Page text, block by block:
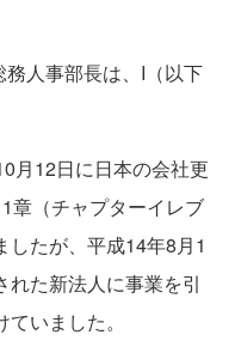
人事部長は、I（以下
月12日に日本の会社更
章（チャプターイレブ
したが、平成14年8月1
れた新法人に事業を引
いました。